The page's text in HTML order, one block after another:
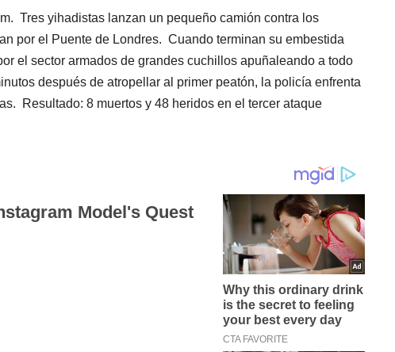
Tres yihadistas lanzan un pequeño camión contra los
por el Puente de Londres. Cuando terminan su embestida
el sector armados de grandes cuchillos apuñaleando a todo
después de atropellar al primer peatón, la policía enfrenta
Resultado: 8 muertos y 48 heridos en el tercer ataque